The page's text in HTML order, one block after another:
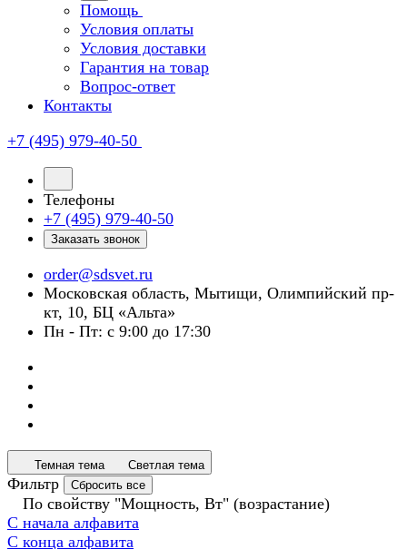
Помощь
Условия оплаты
Условия доставки
Гарантия на товар
Вопрос-ответ
Контакты
+7 (495) 979-40-50
Телефоны
+7 (495) 979-40-50
Заказать звонок
order@sdsvet.ru
Московская область, Мытищи, Олимпийский пр-
кт, 10, БЦ «Альта»
Пн - Пт: с 9:00 до 17:30
Темная тема Светлая тема
Фильтр Сбросить все
По свойству "Мощность, Вт" (возрастание)
С начала алфавита
С конца алфавита